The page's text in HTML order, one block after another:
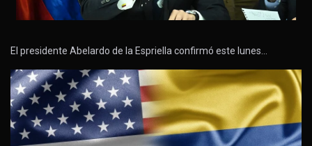
El presidente Abelardo de la Espriella confirmó este lunes…